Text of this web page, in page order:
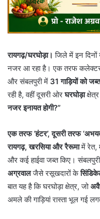
रायगढ़/घरघोड़ा।जिले में इन
नजर आ रहा है। एक तरफ कलेक्टर
और संबलपुरी में 31 गाड़ियों को
रही है, वहीं दूसरी ओरघरघोड़ा
नजर इनायत होगी?”
एक तरफ ‘हंटर’, दूसरी तरफ
रायगढ़, खरसिया और रैरूमामें रेत,
और कई हाईवा जब्त किए।
अग्रवालजैसे रसूखदारों के
बात यह है कि घरघोड़ा क्षेत्र, जो
अमले की गाड़ियां रास्ता भूल गई